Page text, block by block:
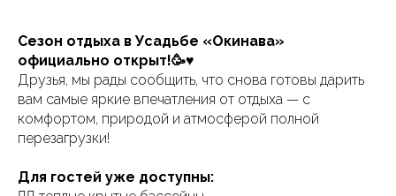
Сезон отдыха в Усадьбе «Окинава»
официально открыт!🥳♥️
Друзья, мы рады сообщить, что снова готовы дарить
вам самые яркие впечатления от отдыха — с
комфортом, природой и атмосферой полной
перезагрузки!
Для гостей уже доступны: